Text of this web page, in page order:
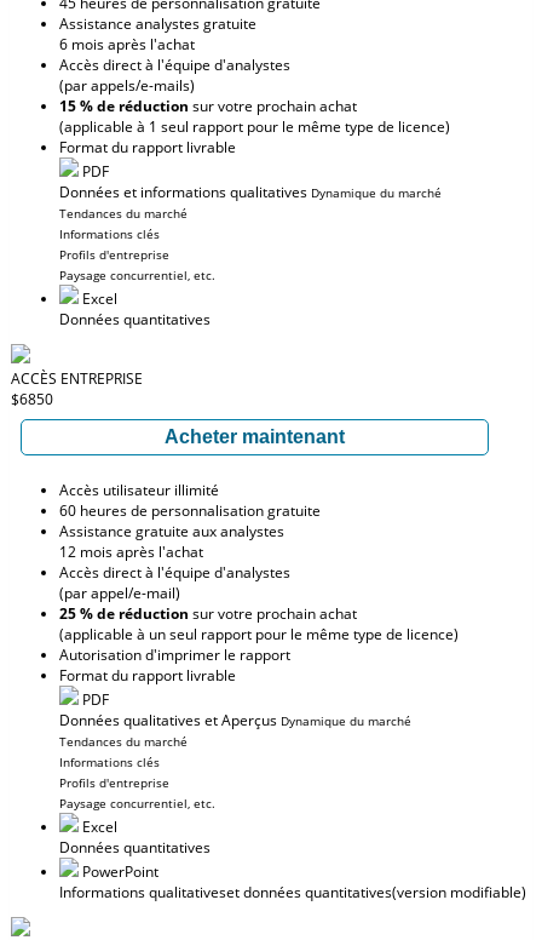
Assistance analystes gratuite
6 mois après l'achat
Accès direct à l'équipe d'analystes
(par appels/e-mails)
15 % de réduction sur votre prochain achat
(applicable à 1 seul rapport pour le même type de licence)
Format du rapport livrable
PDF
Données et informations qualitatives Dynamique du marché
Tendances du marché
Informations clés
Profils d'entreprise
Paysage concurrentiel, etc.
Excel
Données quantitatives
ACCÈS ENTREPRISE
$6850
Acheter maintenant
Accès utilisateur illimité
60 heures de personnalisation gratuite
Assistance gratuite aux analystes
12 mois après l'achat
Accès direct à l'équipe d'analystes
(par appel/e-mail)
25 % de réduction sur votre prochain achat
(applicable à un seul rapport pour le même type de licence)
Autorisation d'imprimer le rapport
Format du rapport livrable
PDF
Données qualitatives et Aperçus Dynamique du marché
Tendances du marché
Informations clés
Profils d'entreprise
Paysage concurrentiel, etc.
Excel
Données quantitatives
PowerPoint
Informations qualitativeset données quantitatives(version modifiable)